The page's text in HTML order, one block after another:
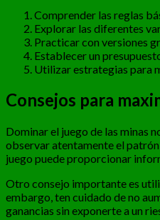
Comprender las reglas
Explorar las diferentes
Practicar con versiones
Establecer un
Utilizar estrategias para
Consejos para
Dominar el juego de las minas
observar atentamente el
juego puede proporcionar
Otro consejo importante es
embargo, ten cuidado de no
ganancias sin exponerte a un